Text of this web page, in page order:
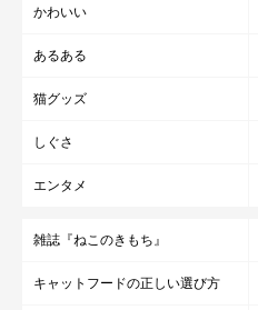
かわいい
あるある
猫グッズ
しぐさ
エンタメ
雑誌『ねこのきもち』
キャットフードの正しい選び方